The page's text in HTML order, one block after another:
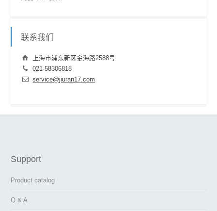
联系我们
上海市浦东新区金海路2588号
021-58306818
service@jiuran17.com
Support
Product catalog
Q & A